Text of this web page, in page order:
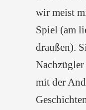
wir meist
Spiel (am
draußen).
mit der